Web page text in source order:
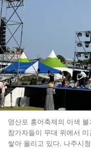
영산포 홍어축제의 이색 볼
참가자들이 무대 위에서
쌓아 올리고 있다. 나주시